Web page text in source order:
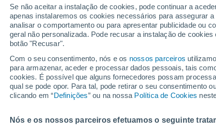
Se não aceitar a instalação de cookies, pode continuar a
apenas instalaremos os cookies necessários para assegurar
analisar o comportamento ou para apresentar publicidade ou
geral não personalizada. Pode recusar a instalação de
botão "Recusar".
Com o seu consentimento, nós e os nossos parceiros
para armazenar, aceder e processar dados pessoais, tais
cookies. É possível que alguns fornecedores possam
qual se pode opor. Para tal, pode retirar o seu consentimento
clicando em “Definições” ou na nossa Política de Cookies
Nós e os nossos parceiros efetuamos o seguinte
19°
Kastoria
35°
34°
27°
33°
23°
Tessalónica
33°
35°
26°
Itea
34°
26°
Lefkada